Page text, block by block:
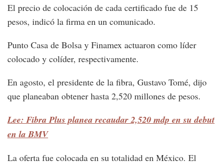
El precio de colocación de cada certificado fue de 15
pesos, indicó la firma en un comunicado.
Punto Casa de Bolsa y Finamex actuaron como líder
colocado y colíder, respectivamente.
En agosto, el presidente de la fibra, Gustavo Tomé, dijo
que planeaban obtener hasta 2,520 millones de pesos.
Lee: Fibra Plus planea recaudar 2,520 mdp en su debut
en la BMV
La oferta fue colocada en su totalidad en México. El